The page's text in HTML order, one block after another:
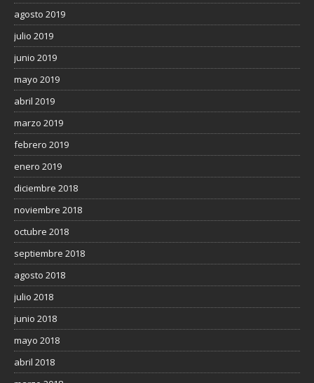
agosto 2019
julio 2019
junio 2019
mayo 2019
abril 2019
marzo 2019
febrero 2019
enero 2019
diciembre 2018
noviembre 2018
octubre 2018
septiembre 2018
agosto 2018
julio 2018
junio 2018
mayo 2018
abril 2018